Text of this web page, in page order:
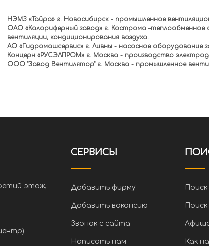
НЭМЗ «Тайра» г. Новосибирск - промышленное
ОАО «Калориферный завод» г. Кострома –теплообменное
вентиляции, кондиционирования воздуха.
АО «Гидромашсервис» г. Ливны - насосное оборудование
Концерн «РУСЭЛПРОМ» г. Москва - производство
ООО "Завод Вентилятор" г. Москва - промышленное
этаж,
СЕРВИСЫ
Добавить фирму
Добавить вакансию
Звонок с сайта
Написать нам Как